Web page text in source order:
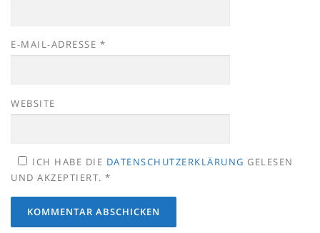
E-MAIL-ADRESSE *
WEBSITE
ICH HABE DIE DATENSCHUTZERKLÄRUNG GELESEN
UND AKZEPTIERT. *